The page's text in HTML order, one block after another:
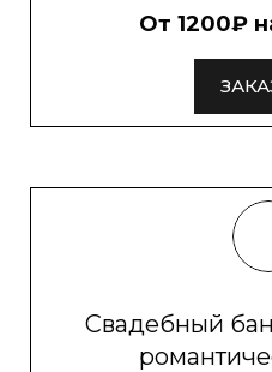
От 1200₽
Свадебный